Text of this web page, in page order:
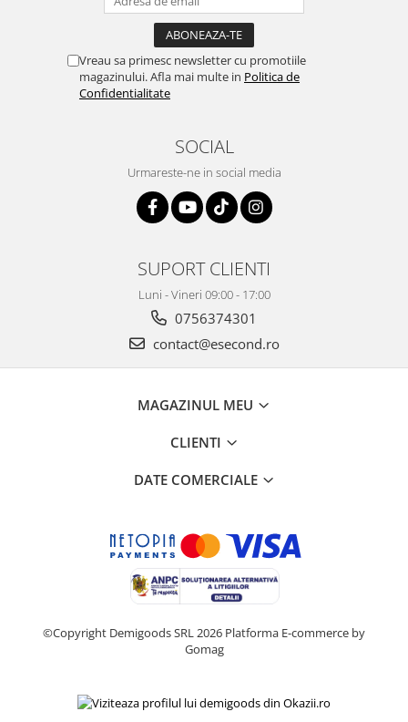
Accesorii animale de companie
Castroane si adapatori animale
Igiena animale de companie
PC, Periferice & Software
Desktop PC & Monitoare
Retelistica & Supraveghere
Servere, Componente & UPS
Accesorii antrenament
Sporturi acvatice
Sporturi de interior
Aparate Foto & Accesorii
Drone si Accesorii
Vreau sa primesc newsletter cu promotiile
magazinului. Afla mai multe in Politica de
Confidentialitate
SOCIAL
Urmareste-ne in social media
SUPORT CLIENTI
Luni - Vineri 09:00 - 17:00
0756374301
contact@esecond.ro
MAGAZINUL MEU
CLIENTI
DATE COMERCIALE
©Copyright Demigoods SRL 2026 Platforma E-commerce by
Gomag